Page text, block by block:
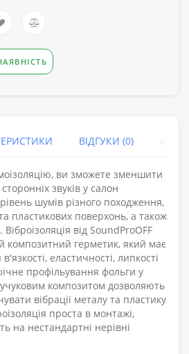
ВІДГУКИ (0)
ви зможете зменшити
звуків у салон
шумів різного походження,
пластикових поверхонь, а також
Віброізоляція від SoundProOFF
композитний герметик, який має
еластичності, липкості
профільування фольги у
композитом дозволяють
вібрації металу та пластику
проста в монтажі,
на нестандартні нерівні